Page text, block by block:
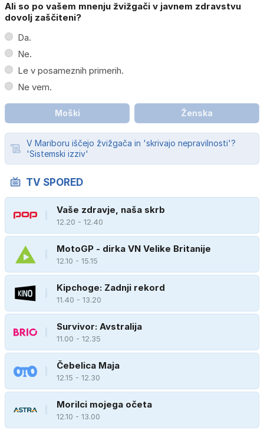
Ali so po vašem mnenju žvižgači v javnem zdravstvu
dovolj zaščiteni?
Da.
Ne.
Le v posameznih primerih.
Ne vem.
Moški Ženska
V Mariboru iščejo žvižgača in 'skrivajo nepravilnosti'?
'Sistemski izziv'
TV SPORED
Vaše zdravje, naša skrb
12.20 - 12.40
MotoGP - dirka VN Velike Britanije
12.10 - 15.15
Kipchoge: Zadnji rekord
11.40 - 13.20
Survivor: Avstralija
11.00 - 12.35
Čebelica Maja
12.15 - 12.30
Morilci mojega očeta
12.10 - 13.00